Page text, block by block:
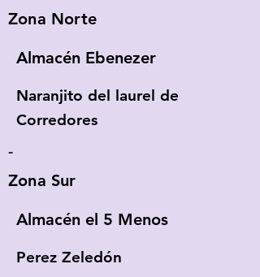
Zona Norte
Almacén Ebenezer
Naranjito del laurel de
Corredores
-
Zona Sur
Almacén el 5 Menos
Perez Zeledón